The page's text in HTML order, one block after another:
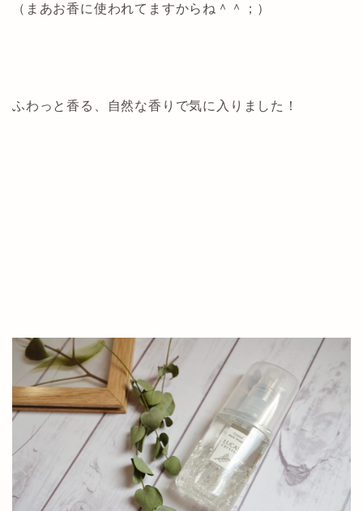
（まあお香に使われてますからね＾＾；）
ふわっと香る、自然な香りで気に入りました！